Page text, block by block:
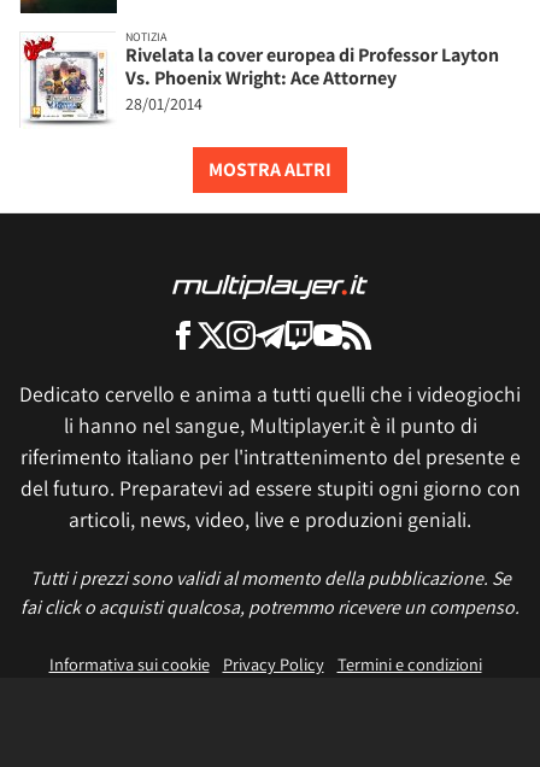
NOTIZIA
Rivelata la cover europea di Professor Layton
Vs. Phoenix Wright: Ace Attorney
28/01/2014
MOSTRA ALTRI
Dedicato cervello e anima a tutti quelli che i videogiochi
li hanno nel sangue, Multiplayer.it è il punto di
riferimento italiano per l'intrattenimento del presente e
del futuro. Preparatevi ad essere stupiti ogni giorno con
articoli, news, video, live e produzioni geniali.
Tutti i prezzi sono validi al momento della pubblicazione. Se
fai click o acquisti qualcosa, potremmo ricevere un compenso.
Informativa sui cookie Privacy Policy
Termini e condizioni